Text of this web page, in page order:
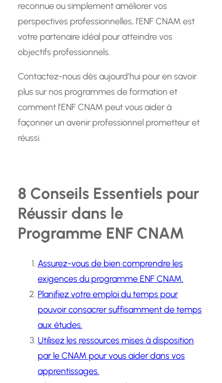
reconnue ou simplement améliorer vos
perspectives professionnelles, l’ENF CNAM est
votre partenaire idéal pour atteindre vos
objectifs professionnels.
Contactez-nous dès aujourd’hui pour en savoir
plus sur nos programmes de formation et
comment l’ENF CNAM peut vous aider à
façonner un avenir professionnel prometteur et
réussi.
8 Conseils Essentiels pour
Réussir dans le
Programme ENF CNAM
Assurez-vous de bien comprendre les
exigences du programme ENF CNAM.
Planifiez votre emploi du temps pour
pouvoir consacrer suffisamment de temps
aux études.
Utilisez les ressources mises à disposition
par le CNAM pour vous aider dans vos
apprentissages.